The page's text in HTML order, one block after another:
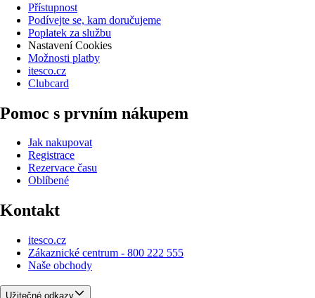
Přístupnost
Podívejte se, kam doručujeme
Poplatek za službu
Nastavení Cookies
Možnosti platby
itesco.cz
Clubcard
Pomoc s prvním nákupem
Jak nakupovat
Registrace
Rezervace času
Oblíbené
Kontakt
itesco.cz
Zákaznické centrum - 800 222 555
Naše obchody
Užitečné odkazy